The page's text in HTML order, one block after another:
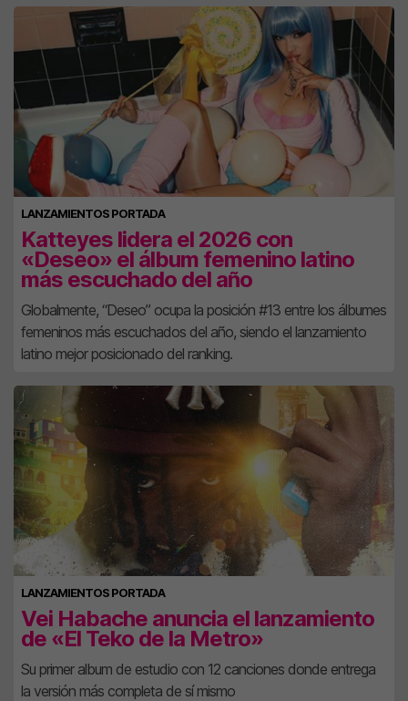
LANZAMIENTOS PORTADA
Katteyes lidera el 2026 con
«Deseo» el álbum femenino latino
más escuchado del año
Globalmente, “Deseo” ocupa la posición #13 entre los álbumes
femeninos más escuchados del año, siendo el lanzamiento
latino mejor posicionado del ranking.
LANZAMIENTOS PORTADA
Vei Habache anuncia el lanzamiento
de «El Teko de la Metro»
Su primer album de estudio con 12 canciones donde entrega
la versión más completa de sí mismo